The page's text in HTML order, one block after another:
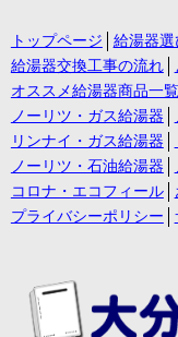
トップページ 給湯器選
給湯器交換工事の流れ
オススメ給湯器商品一覧
ノーリツ・ガス給湯器
リンナイ・ガス給湯器
ノーリツ・石油給湯器
コロナ・エコフィール
プライバシーポリシー